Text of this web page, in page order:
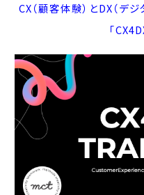
CX（顧客体験）とDX（デ
「